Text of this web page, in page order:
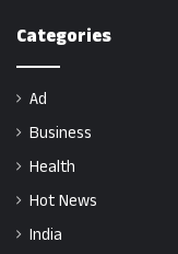
Categories
Ad
Business
Health
Hot News
India